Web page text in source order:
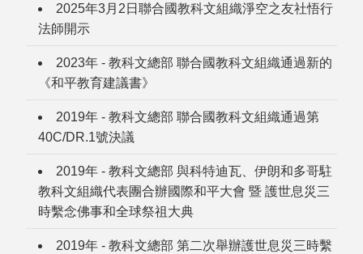
2025年3月2日聯合國教科文組織淨空之友社悟行
法師開示
2023年 - 教科文總部 聯合國教科文組織通過新的
《和平教育建議書》
2019年 - 教科文總部 聯合國教科文組織通過第
40C/DR.1號決議
2019年 - 教科文總部 與科特迪瓦、伊朗和多哥駐
教科文組織代表團合辦國際和平大會 暨 護世息災三
時繫念佛事和全球祭祖大典
2019年 - 教科文總部 第二次舉辦護世息災三時繫